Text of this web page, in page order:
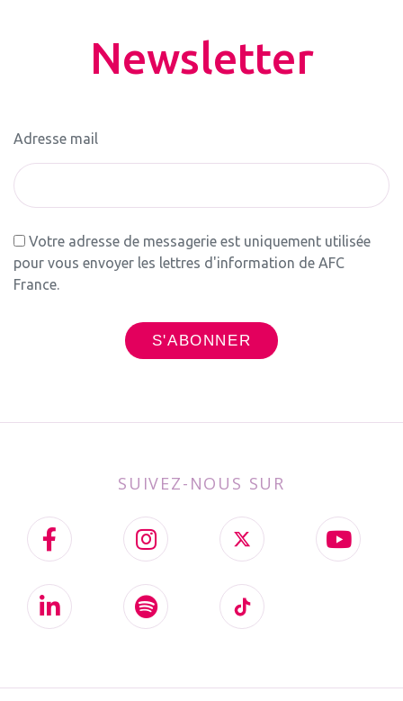
Newsletter
Adresse mail
Votre adresse de messagerie est uniquement utilisée
pour vous envoyer les lettres d'information de AFC
France.
SUIVEZ-NOUS SUR